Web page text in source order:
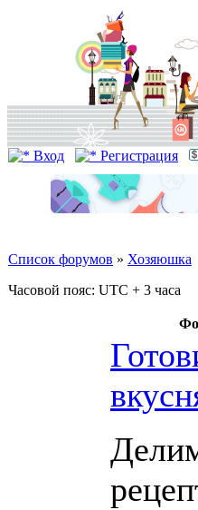
Вход Регистрация
Список форумов » Хозяюшка
Часовой пояс: UTC + 3 часа